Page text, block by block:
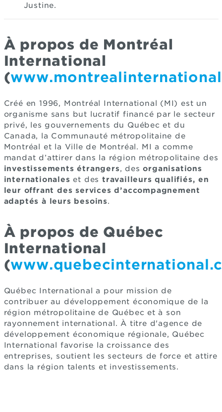
Justine.
À propos de Montréal
International
(
Créé en 1996, Montréal International (MI) est un
organisme sans but lucratif financé par le secteur
privé, les gouvernements du Québec et du
Canada, la Communauté métropolitaine de
Montréal et la Ville de Montréal. MI a comme
mandat d’attirer dans la région métropolitaine des
investissements étrangers, desorganisations
internationales et des travailleurs qualifiés, en
leur offrant des services d’accompagnement
adaptés à leurs besoins.
À propos de Québec
International
(
Québec International a pour mission de
contribuer au développement économique de la
région métropolitaine de Québec et à son
rayonnement international. À titre d'agence de
développement économique régionale, Québec
International favorise la croissance des
entreprises, soutient les secteurs de force et attire
dans la région talents et investissements.